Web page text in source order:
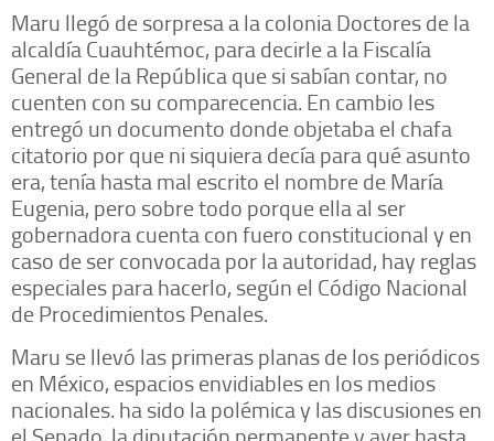
Maru llegó de sorpresa a la colonia Doctores de la
alcaldía Cuauhtémoc, para decirle a la Fiscalía
General de la República que si sabían contar, no
cuenten con su comparecencia. En cambio les
entregó un documento donde objetaba el chafa
citatorio por que ni siquiera decía para qué asunto
era, tenía hasta mal escrito el nombre de María
Eugenia, pero sobre todo porque ella al ser
gobernadora cuenta con fuero constitucional y en
caso de ser convocada por la autoridad, hay reglas
especiales para hacerlo, según el Código Nacional
de Procedimientos Penales.
Maru se llevó las primeras planas de los periódicos
en México, espacios envidiables en los medios
nacionales. ha sido la polémica y las discusiones en